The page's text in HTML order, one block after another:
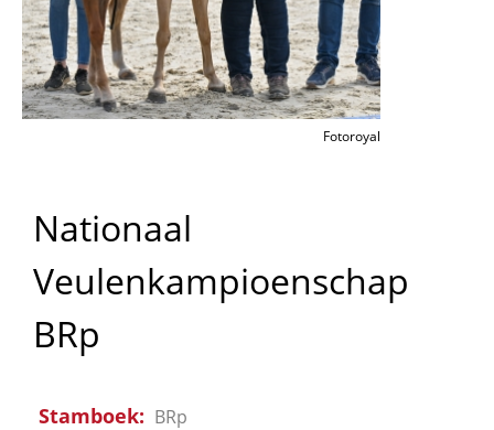
Fotoroyal
Nationaal
Veulenkampioenschap
BRp
Stamboek BRp